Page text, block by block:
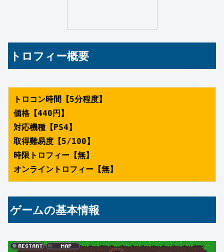
トロフィー概要
トロコン時間【5分程度】
価格【440円】
対応機種【PS4】
取得難易度【5/100】
時限トロフィー【無】
オンライントロフィー【無】
ゲームの基本情報